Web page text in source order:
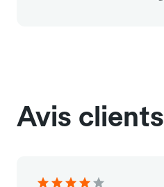
Avis clients